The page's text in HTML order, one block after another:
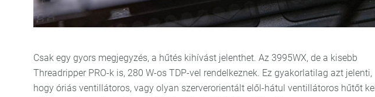
Csak egy gyors megjegyzés, a hűtés kihívást jelenthet. Az 3995WX, de a kisebb
Threadripper PRO-k is, 280 W-os TDP-vel rendelkeznek. Ez gyakorlatilag azt jelenti,
hogy óriás ventillátoros, vagy olyan szerverorientált elől-hátul ventillátoros hűtőt kell